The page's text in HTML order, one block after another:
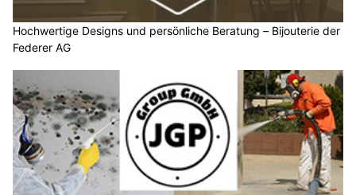
Hochwertige Designs und persönliche Beratung – Bijouterie der
Federer AG